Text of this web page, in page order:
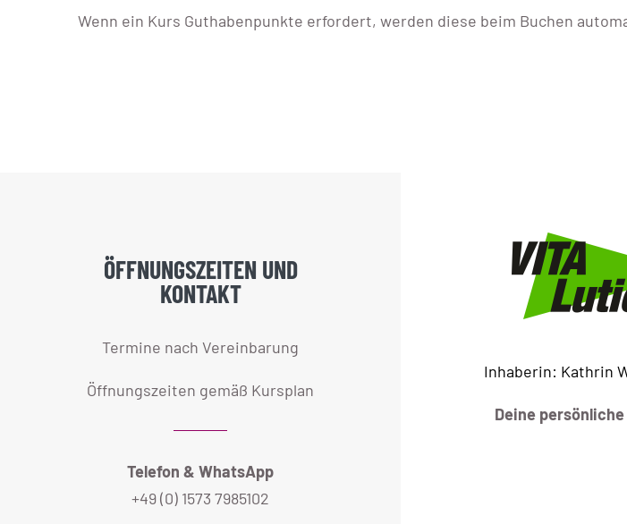
Wenn ein Kurs Guthabenpunkte erfordert, werden diese beim Buchen
ÖFFNUNGSZEITEN UND
KONTAKT
Termine nach Vereinbarung
Öffnungszeiten gemäß Kursplan
Telefon & WhatsApp
+49 (0) 1573 7985102
Inhaberin: Kathrin
Deine persönliche